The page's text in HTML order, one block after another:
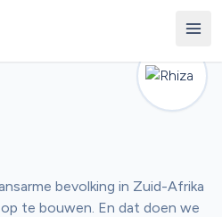
bevolking in Zuid-Afrika
te bouwen. En dat doen we